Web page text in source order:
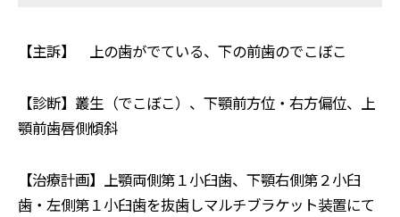
【主訴】 上の歯がでている、下の前歯のでこぼこ
【診断】叢生（でこぼこ）、下顎前方位・右方偏位、上
顎前歯唇側傾斜
【治療計画】上顎両側第１小臼歯、下顎右側第２小臼
歯・左側第１小臼歯を抜歯しマルチブラケット装置にて